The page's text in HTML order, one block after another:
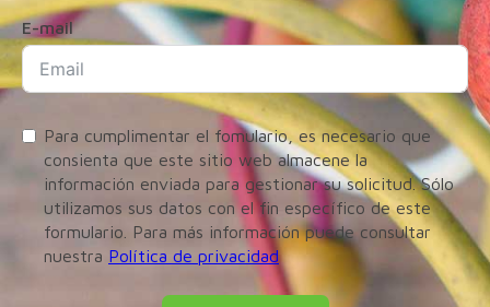
E-mail
Para cumplimentar el fomulario, es necesario que
consienta que este sitio web almacene la
información enviada para gestionar su solicitud. Sólo
utilizamos sus datos con el fin específico de este
formulario. Para más información puede consultar
nuestra Política de privacidad